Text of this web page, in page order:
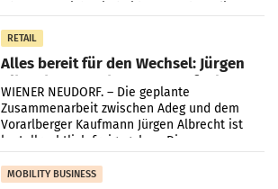
RETAIL
Alles bereit für den Wechsel: Jürgen
Albrecht setzt ab 1.1.2027 auf Adeg
WIENER NEUDORF. – Die geplante
Zusammenarbeit zwischen Adeg und dem
Vorarlberger Kaufmann Jürgen Albrecht ist
kartellrechtlich freigegeben: Die
Bundeswettbewerbsbehörde und der
Bundeskartellanwalt
MOBILITY BUSINESS